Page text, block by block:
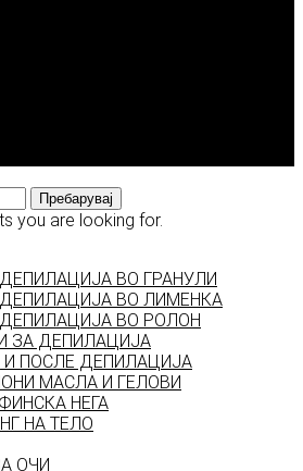
Пребарувај
you are looking for.
ВО ГРАНУЛИ
ВО ЛИМЕНКА
ВО РОЛОН
ЗА ДЕПИЛАЦИЈА
И ПОСЛЕ ДЕПИЛАЦИЈА
МАСЛА И ГЕЛОВИ
НЕГА
НА ТЕЛО
ОЧИ